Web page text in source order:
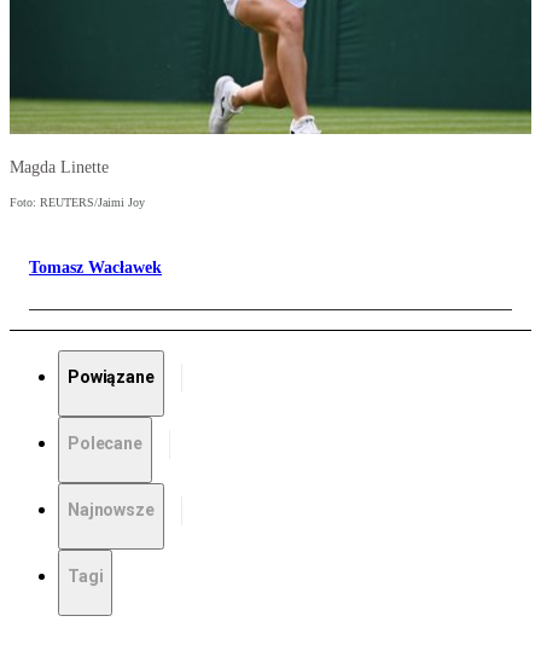
Magda Linette
Foto: REUTERS/Jaimi Joy
Tomasz Wacławek
Powiązane
Polecane
Najnowsze
Tagi